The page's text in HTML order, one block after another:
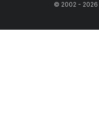
© 2002 - 2026